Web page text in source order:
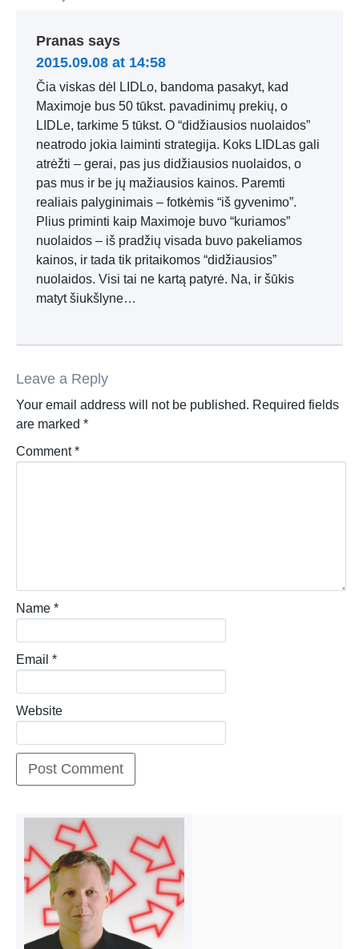
Pranas says
2015.09.08 at 14:58
Čia viskas dėl LIDLo, bandoma pasakyt, kad
Maximoje bus 50 tūkst. pavadinimų prekių, o
LIDLe, tarkime 5 tūkst. O “didžiausios nuolaidos”
neatrodo jokia laiminti strategija. Koks LIDLas gali
atrėžti – gerai, pas jus didžiausios nuolaidos, o
pas mus ir be jų mažiausios kainos. Paremti
realiais palyginimais – fotkėmis “iš gyvenimo”.
Plius priminti kaip Maximoje buvo “kuriamos”
nuolaidos – iš pradžių visada buvo pakeliamos
kainos, ir tada tik pritaikomos “didžiausios”
nuolaidos. Visi tai ne kartą patyrė. Na, ir šūkis
matyt šiukšlyne…
Leave a Reply
Your email address will not be published. Required fields
are marked *
Comment*
Name *
Email *
Website